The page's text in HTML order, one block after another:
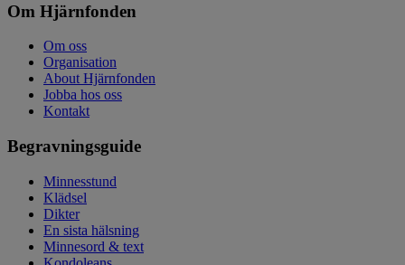
Om Hjärnfonden
Om oss
Organisation
About Hjärnfonden
Jobba hos oss
Kontakt
Begravningsguide
Minnesstund
Klädsel
Dikter
En sista hälsning
Minnesord & text